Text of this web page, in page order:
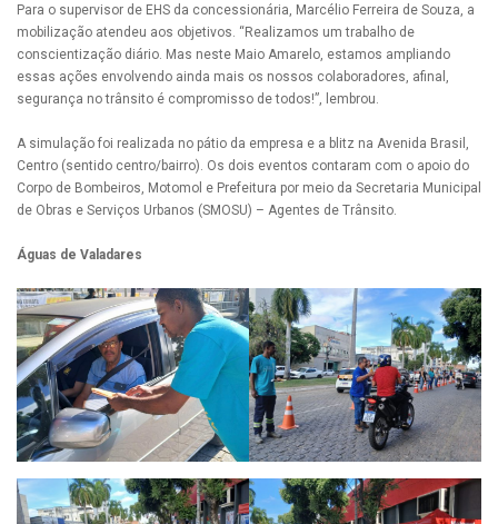
Para o supervisor de EHS da concessionária, Marcélio Ferreira de Souza, a
mobilização atendeu aos objetivos. “Realizamos um trabalho de
conscientização diário. Mas neste Maio Amarelo, estamos ampliando
essas ações envolvendo ainda mais os nossos colaboradores, afinal,
segurança no trânsito é compromisso de todos!”, lembrou.
A simulação foi realizada no pátio da empresa e a blitz na Avenida Brasil,
Centro (sentido centro/bairro). Os dois eventos contaram com o apoio do
Corpo de Bombeiros, Motomol e Prefeitura por meio da Secretaria Municipal
de Obras e Serviços Urbanos (SMOSU) – Agentes de Trânsito.
Águas de Valadares